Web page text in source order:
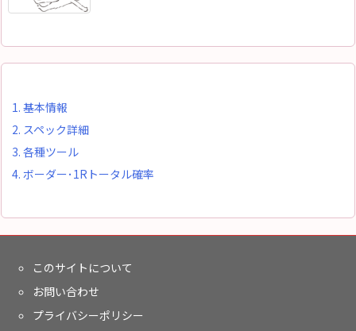
1. 基本情報
2. スペック詳細
3. 各種ツール
4. ボーダー･1Rトータル確率
このサイトについて
お問い合わせ
プライバシーポリシー